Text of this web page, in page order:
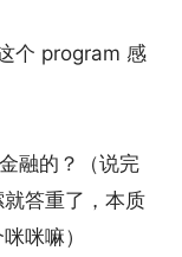
个 program 感
融的？（说完
答重了，本质
咪嘛）